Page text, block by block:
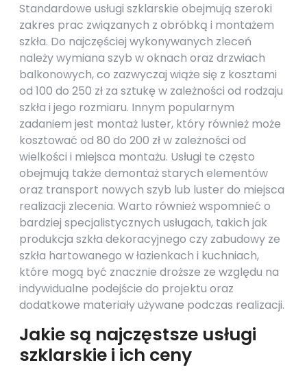
Standardowe usługi szklarskie obejmują szeroki
zakres prac związanych z obróbką i montażem
szkła. Do najczęściej wykonywanych zleceń
należy wymiana szyb w oknach oraz drzwiach
balkonowych, co zazwyczaj wiąże się z kosztami
od 100 do 250 zł za sztukę w zależności od rodzaju
szkła i jego rozmiaru. Innym popularnym
zadaniem jest montaż luster, który również może
kosztować od 80 do 200 zł w zależności od
wielkości i miejsca montażu. Usługi te często
obejmują także demontaż starych elementów
oraz transport nowych szyb lub luster do miejsca
realizacji zlecenia. Warto również wspomnieć o
bardziej specjalistycznych usługach, takich jak
produkcja szkła dekoracyjnego czy zabudowy ze
szkła hartowanego w łazienkach i kuchniach,
które mogą być znacznie droższe ze względu na
indywidualne podejście do projektu oraz
dodatkowe materiały używane podczas realizacji.
Jakie są najczęstsze usługi
szklarskie i ich ceny